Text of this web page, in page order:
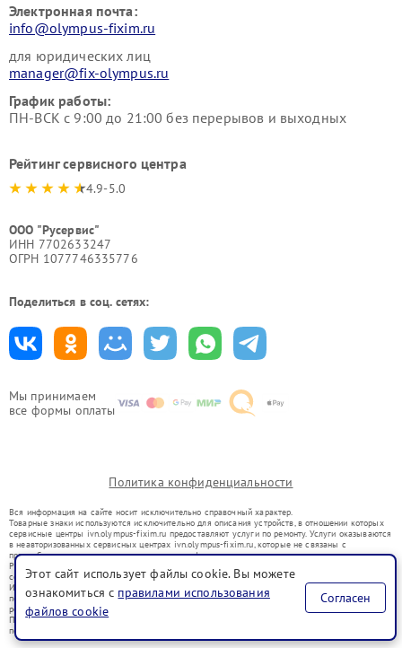
Мы принимаем
все формы оплаты
Электронная почта:
info@olympus-fixim.ru
для юридических лиц
manager@fix-olympus.ru
График работы:
ПН-ВСК с 9:00 до 21:00 без перерывов и выходных
Рейтинг сервисного центра
4.9-5.0
ООО "Русервис"
ИНН 7702633247
ОГРН 1077746335776
Поделиться в соц. сетях:
Политика конфиденциальности
Вся информация на сайте носит исключительно справочный характер.
Товарные знаки используются исключительно для описания устройств, в отношении которых
сервисные центры ivn.olympus-fixim.ru предоставляют услуги по ремонту. Услуги оказываются
в неавторизованных сервисных центрах ivn.olympus-fixim.ru, которые не связаны с
правообладателями товарных знаков или их официальными представителями.
Ремонт осуществляется для устройств, уже введенных в гражданский оборот в соответствии
со статьей 1487 ГК РФ.
Использование товарных знаков не преследует цели индивидуализации услуг или введения
потребителей в заблуждение, а служит для информирования о предоставляемых услугах по
ремонту техники указанных брендов.
Представленная на сайте информация не является публичной офертой, определяемой
положениями Статьи 437(2) Гражданского кодекса РФ
Этот сайт использует файлы cookie. Вы можете
ознакомиться с правилами использования
файлов cookie
Согласен